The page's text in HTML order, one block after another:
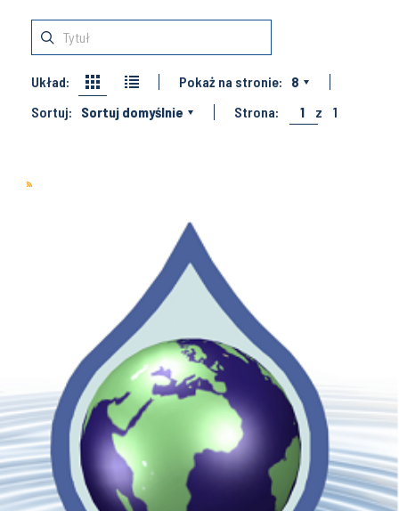
Układ: Pokaż na stronie:
8
Sortuj:
Sortuj domyślnie Strona: 1 z 1